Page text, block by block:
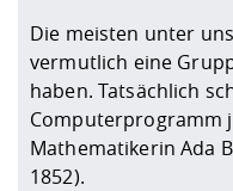
Die meisten unter
vermutlich eine
haben. Tatsächlich
Computerprogramm
Mathematikerin Ada
1852).